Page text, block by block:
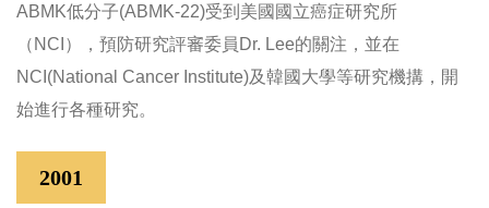
ABMK低分子(ABMK-22)受到美國國立癌症研究所
（NCI），預防研究評審委員Dr. Lee的關注，並在
NCI(National Cancer Institute)及韓國大學等研究機搆，開
始進行各種研究。
2001